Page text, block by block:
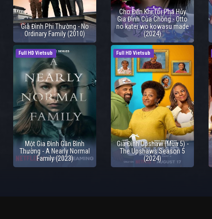
Gia Đình Phi Thường - No
Ordinary Family (2010)
Cho Đến Khi Tôi Phá Hủy
Gia Đình Của Chồng - Otto
no katei wo kowasu made
(2024)
Full HD Vietsub
Một Gia Đình Gần Bình
Thường - A Nearly Normal
Family (2023)
Full HD Vietsub
Gia Đình Upshaw (Mùa 5) -
The Upshaws Season 5
(2024)